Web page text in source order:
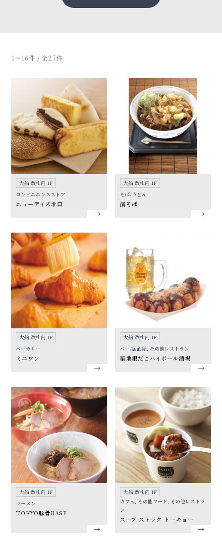
1〜16件 / 全27件
大船 改札内 1F
コンビニエンスストア
ニューデイズ北口
大船 改札内 1F
そば/うどん
濱そば
大船 改札内 1F
ベーカリー
ミニワン
大船 改札内 1F
バー/居酒屋, その他レストラン
築地銀だこハイボール酒場
大船 改札内 1F
ラーメン
TOKYO豚骨BASE
大船 改札内 1F
カフェ, その他フード, その他レストラ
ン
スープ ストック トーキョー